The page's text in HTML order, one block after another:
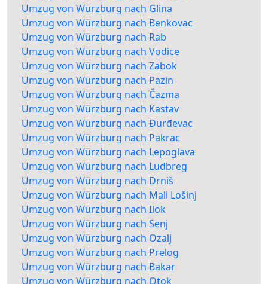
Umzug von Würzburg nach Glina
Umzug von Würzburg nach Benkovac
Umzug von Würzburg nach Rab
Umzug von Würzburg nach Vodice
Umzug von Würzburg nach Zabok
Umzug von Würzburg nach Pazin
Umzug von Würzburg nach Čazma
Umzug von Würzburg nach Kastav
Umzug von Würzburg nach Đurđevac
Umzug von Würzburg nach Pakrac
Umzug von Würzburg nach Lepoglava
Umzug von Würzburg nach Ludbreg
Umzug von Würzburg nach Drniš
Umzug von Würzburg nach Mali Lošinj
Umzug von Würzburg nach Ilok
Umzug von Würzburg nach Senj
Umzug von Würzburg nach Ozalj
Umzug von Würzburg nach Prelog
Umzug von Würzburg nach Bakar
Umzug von Würzburg nach Otok